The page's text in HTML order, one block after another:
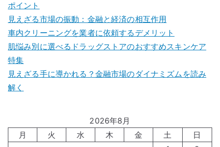
ポイント
見えざる市場の振動：金融と経済の相互作用
車内クリーニングを業者に依頼するデメリット
肌悩み別に選べるドラッグストアのおすすめスキンケア
特集
見えざる手に導かれる？金融市場のダイナミズムを読み
解く
2026年8月
月
火 水 木 金 土
日